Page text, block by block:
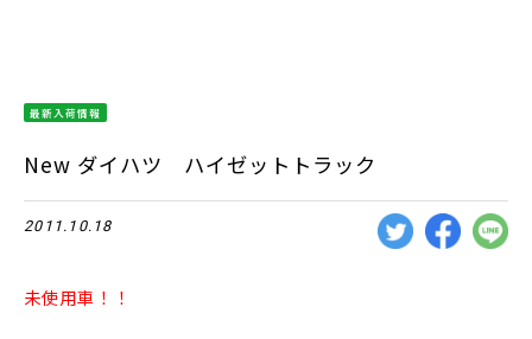
最新入荷情報
New ダイハツ ハイゼットトラック
2011.10.18
未使用車！！